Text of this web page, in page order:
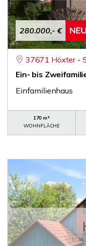
280.000,- € NEU
37671 Höxter -
Ein- bis
Einfamilienhaus
170 m²
WOHNFLÄCHE